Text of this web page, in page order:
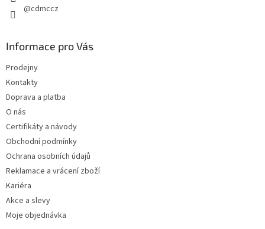
@cdmccz
Informace pro Vás
Prodejny
Kontakty
Doprava a platba
O nás
Certifikáty a návody
Obchodní podmínky
Ochrana osobních údajů
Reklamace a vrácení zboží
Kariéra
Akce a slevy
Moje objednávka